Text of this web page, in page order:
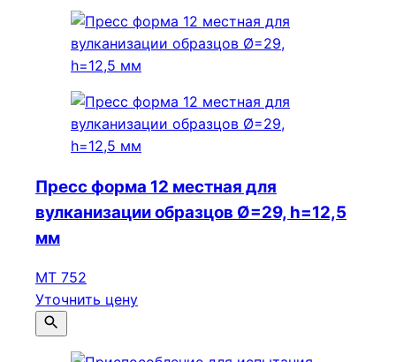
Пресс форма 12 местная для
вулканизации образцов Ø=29, h=12,5
мм
МТ 752
Уточнить цену